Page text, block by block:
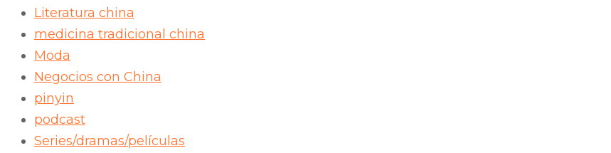
Literatura china
medicina tradicional china
Moda
Negocios con China
pinyin
podcast
Series/dramas/películas